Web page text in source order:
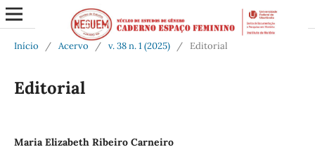
Início / Acervo / v. 38 n. 1 (2025) / Editorial
Editorial
Maria Elizabeth Ribeiro Carneiro